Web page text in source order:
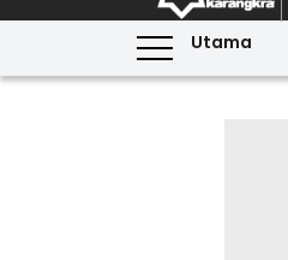
Utama